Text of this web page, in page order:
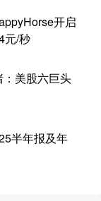
开启
元/秒
美股六巨头
半年报及年